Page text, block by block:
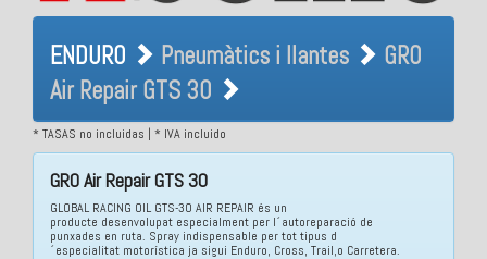
ENDURO Pneumàtics i
llantes GRO Air Repair GTS
30
ENDURO Pneumàtics i llantes
GRO
Air Repair GTS 30
* TASAS no incluidas | * IVA incluido
GRO Air Repair GTS 30
GLOBAL RACING OIL GTS-30 AIR REPAIR és un
producte desenvolupat especialment per l´autoreparació de
punxades en ruta. Spray indispensable per tot tipus d
´especialitat motorística ja sigui Enduro, Cross, Trail,o Carretera.